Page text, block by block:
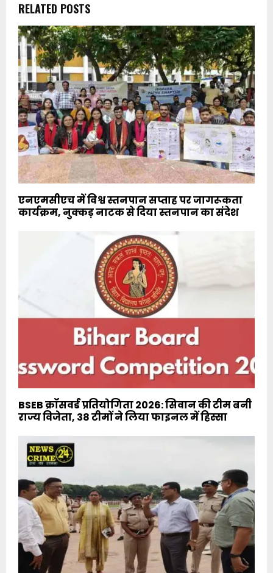
RELATED POSTS
एनएमसीएच में विश्व स्तनपान सप्ताह पर जागरूकता
कार्यक्रम, नुक्कड़ नाटक से दिया स्तनपान का संदेश
BSEB क्रॉसवर्ड प्रतियोगिता 2026: सिवान की टीम बनी
राज्य विजेता, 38 टीमों ने लिया फाइनल में हिस्सा